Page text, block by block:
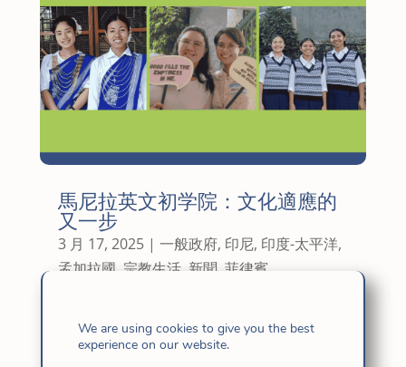
馬尼拉英文初学院：文化適應的
又一步
3 月 17, 2025| 一般政府, 印尼, 印度-太平洋,
孟加拉國 宗教生活, 新聞, 菲律賓
We are using cookies to give you the best
experience on our website.